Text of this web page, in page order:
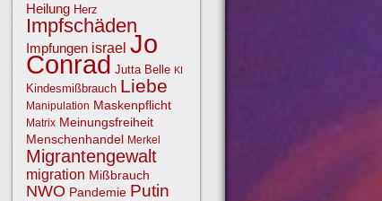
Heilung Herz
Impfschäden
Impfungen israel Jo
Conrad Jutta Belle KI
Kindesmißbrauch Liebe
Manipulation Maskenpflicht
Matrix Meinungsfreiheit
Menschenhandel Merkel
Migrantengewalt
migration Mißbrauch
NWO Pandemie Putin